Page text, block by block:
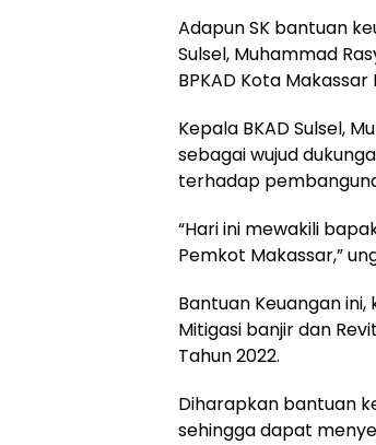
Adapun SK bantuan
Sulsel, Muhammad
BPKAD Kota
Kepala BKAD Sulsel,
sebagai wujud
terhadap
“Hari ini mewakili
Pemkot Makassar,”
Bantuan Keuangan
Mitigasi banjir dan
Tahun 2022.
Diharapkan bantuan
sehingga dapat